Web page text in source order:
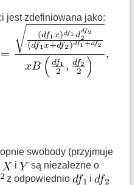
jest zdefiniowana jako:
swobody (przyjmuje
i
są niezależne o
z odpowiednio
i